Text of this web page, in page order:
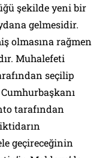
şekilde yeni bir
gelmesidir.
olmasına rağmen
Muhalefeti
seçilip
tarafından
geçireceğinin